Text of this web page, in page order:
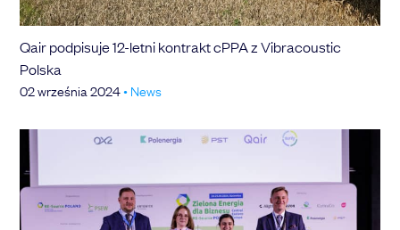
Qair podpisuje 12-letni kontrakt cPPA z Vibracoustic
Polska
02 września 2024• News